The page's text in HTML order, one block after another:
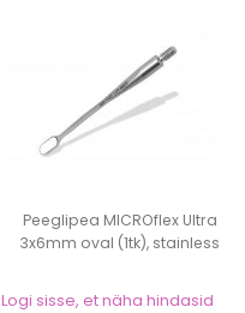
Peeglipea MICROflex Ultra
3x6mm oval (1tk), stainless
Logi sisse, et näha hindasid